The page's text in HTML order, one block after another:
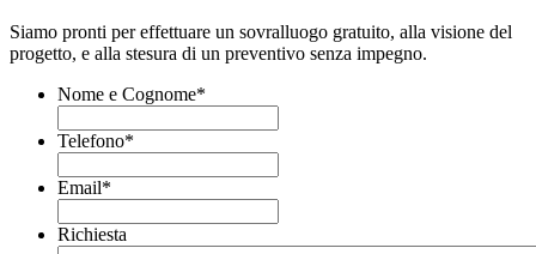
Siamo pronti per effettuare un sovralluogo gratuito, alla visione del
progetto, e alla stesura di un preventivo senza impegno.
Nome e Cognome*
Telefono*
Email*
Richiesta